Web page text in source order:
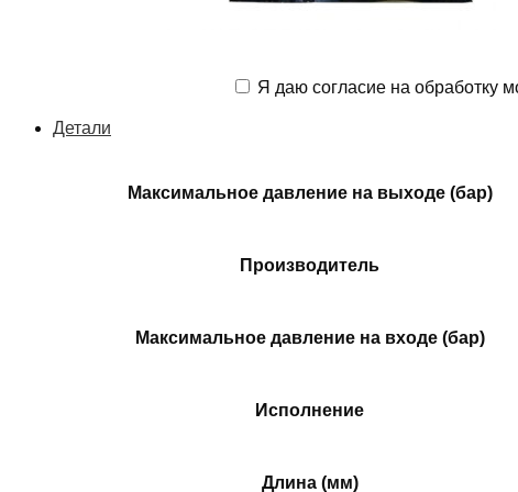
Я даю согласие на обработку
Детали
Максимальное давление на выходе (бар)
Производитель
Максимальное давление на входе (бар)
Исполнение
Длина (мм)